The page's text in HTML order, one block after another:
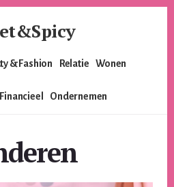
& Fashion Relatie Wonen
Financieel Ondernemen